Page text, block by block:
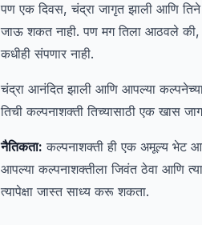
पण एक दिवस, चंद्रा जागृत झाली आणि तिने
जाऊ शकत नाही. पण मग तिला आठवले की,
कधीही संपणार नाही.
चंद्रा आनंदित झाली आणि आपल्या
तिची कल्पनाशक्ती तिच्यासाठी एक खास
नैतिकता: कल्पनाशक्ती ही एक अमूल्य भेट
आपल्या कल्पनाशक्तीला जिवंत ठेवा आणि
त्यापेक्षा जास्त साध्य करू शकता.